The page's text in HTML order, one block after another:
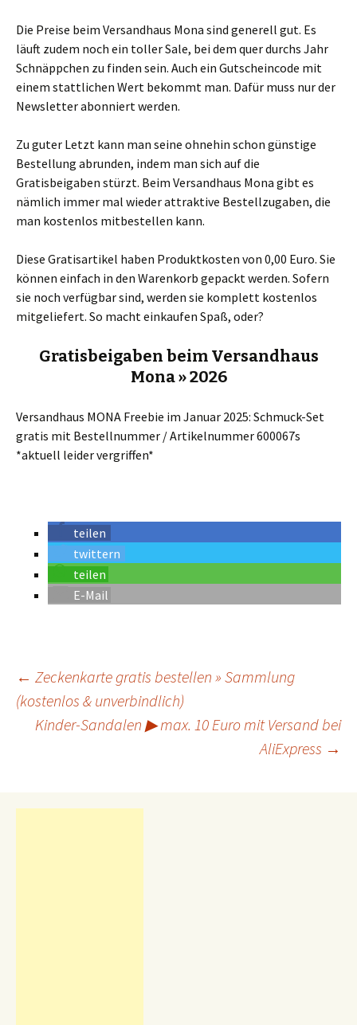
Die Preise beim Versandhaus Mona sind generell gut. Es
läuft zudem noch ein toller Sale, bei dem quer durchs Jahr
Schnäppchen zu finden sein. Auch ein Gutscheincode mit
einem stattlichen Wert bekommt man. Dafür muss nur der
Newsletter abonniert werden.
Zu guter Letzt kann man seine ohnehin schon günstige
Bestellung abrunden, indem man sich auf die
Gratisbeigaben stürzt. Beim Versandhaus Mona gibt es
nämlich immer mal wieder attraktive Bestellzugaben, die
man kostenlos mitbestellen kann.
Diese Gratisartikel haben Produktkosten von 0,00 Euro. Sie
können einfach in den Warenkorb gepackt werden. Sofern
sie noch verfügbar sind, werden sie komplett kostenlos
mitgeliefert. So macht einkaufen Spaß, oder?
Gratisbeigaben beim Versandhaus
Mona » 2026
Versandhaus MONA Freebie im Januar 2025: Schmuck-Set
gratis mit Bestellnummer / Artikelnummer 600067s
*aktuell leider vergriffen*
teilen
twittern
teilen
E-Mail
Beitrags-
Navigation
← Zeckenkarte gratis bestellen » Sammlung
(kostenlos & unverbindlich)
Kinder-Sandalen ▶ max. 10 Euro mit Versand bei
AliExpress →